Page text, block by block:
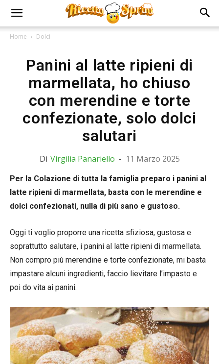
Home Dolci
Panini al latte ripieni di
marmellata, ho chiuso
con merendine e torte
confezionate, solo dolci
salutari
Di Virgilia Panariello - 11 Marzo 2025
Per la Colazione di tutta la famiglia preparo i panini al
latte ripieni di marmellata, basta con le merendine e
dolci confezionati, nulla di più sano e gustoso.
Oggi ti voglio proporre una ricetta sfiziosa, gustosa e
soprattutto salutare, i panini al latte ripieni di marmellata.
Non compro più merendine e torte confezionate, mi basta
impastare alcuni ingredienti, faccio lievitare l’impasto e
poi do vita ai panini.